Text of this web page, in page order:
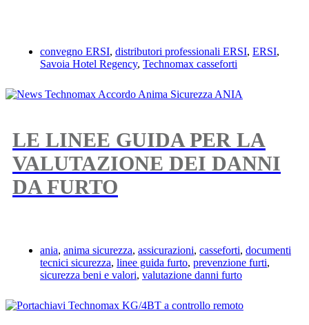
convegno ERSI, distributori professionali ERSI, ERSI,
Savoia Hotel Regency, Technomax casseforti
LE LINEE GUIDA PER LA
VALUTAZIONE DEI DANNI
DA FURTO
ania, anima sicurezza, assicurazioni, casseforti, documenti
tecnici sicurezza, linee guida furto, prevenzione furti,
sicurezza beni e valori, valutazione danni furto